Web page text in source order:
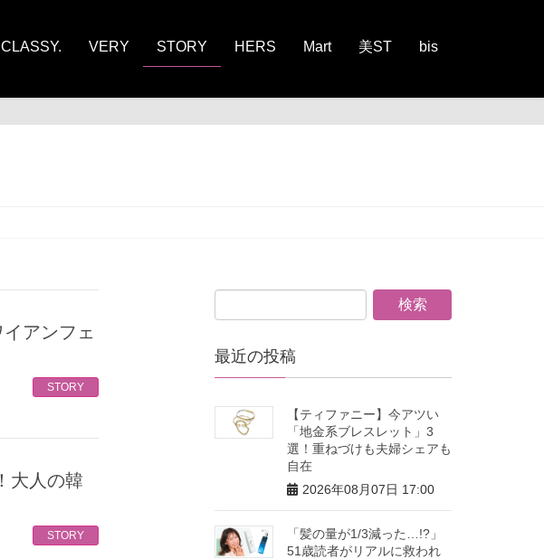
CLASSY. VERY STORY HERS Mart 美ST bis
STORY
STORY
最近の投稿
【ティファニー】今アツい
「地金系ブレスレット」3
選！重ねづけも夫婦シェアも
自在
2026年08月07日 17:00
「髪の量が1/3減った…!?」
51歳読者がリアルに救われ